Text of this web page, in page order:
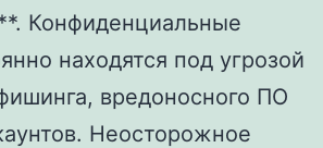
Конфиденциальные
находятся под угрозой
вредоносного ПО
Неосторожное